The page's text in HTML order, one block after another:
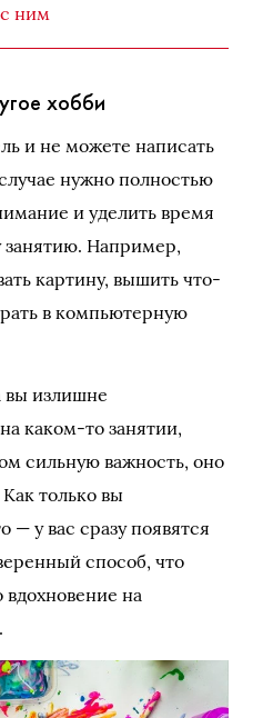
с ним
хобби
и не можете написать
нужно полностью
и уделить время
занятию. Например,
картину, вышить что-
в компьютерную
вы излишне
каком-то занятии,
сильную важность, оно
только вы
— у вас сразу появятся
способ, что
вдохновение на